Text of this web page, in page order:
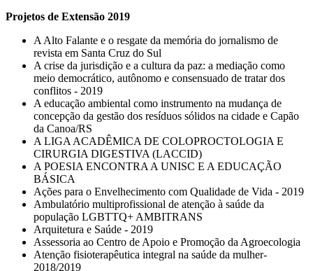
Projetos de Extensão 2019
A Alto Falante e o resgate da memória do jornalismo de
revista em Santa Cruz do Sul
A crise da jurisdição e a cultura da paz: a mediação como
meio democrático, autônomo e consensuado de tratar dos
conflitos - 2019
A educação ambiental como instrumento na mudança de
concepção da gestão dos resíduos sólidos na cidade e Capão
da Canoa/RS
A LIGA ACADÊMICA DE COLOPROCTOLOGIA E
CIRURGIA DIGESTIVA (LACCID)
A POESIA ENCONTRA A UNISC E A EDUCAÇÃO
BÁSICA
Ações para o Envelhecimento com Qualidade de Vida - 2019
Ambulatório multiprofissional de atenção à saúde da
população LGBTTQ+ AMBITRANS
Arquitetura e Saúde - 2019
Assessoria ao Centro de Apoio e Promoção da Agroecologia
Atenção fisioterapêutica integral na saúde da mulher-
2018/2019